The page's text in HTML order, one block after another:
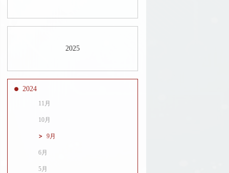
2025
2024
11月
10月
9月
6月
5月